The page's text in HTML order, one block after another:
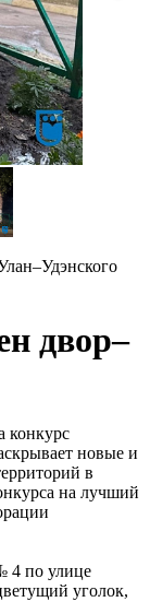
двор–
конкурс
новые и
в
на лучший
4 по улице
уголок,